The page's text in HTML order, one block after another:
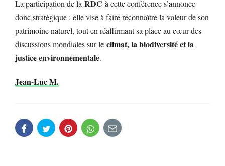
La participation de la RDC à cette conférence s’annonce
donc stratégique : elle vise à faire reconnaître la valeur de son
patrimoine naturel, tout en réaffirmant sa place au cœur des
discussions mondiales sur le climat, la biodiversité et la
justice environnementale.
Jean-Luc M.